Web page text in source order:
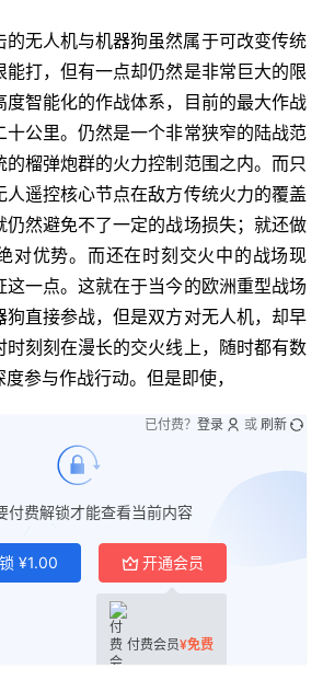
的无人机与机器狗虽然属于可改变传统
能打，但有一点却仍然是非常巨大的限
度智能化的作战体系，目前的最大作战
十公里。仍然是一个非常狭窄的陆战范
的榴弹炮群的火力控制范围之内。而只
遥控核心节点在敌方传统火力的覆盖
仍然避免不了一定的战场损失；就还做
对优势。而还在时刻交火中的战场现
这一点。这就在于当今的欧洲重型战场
狗直接参战，但是双方对无人机，却早
时刻刻在漫长的交火线上，随时都有数
参与作战行动。但是即使，
付费解锁才能查看当前内容
¥1.00 开通会员
付费会员¥免费
已付费？ 登录 或 刷新